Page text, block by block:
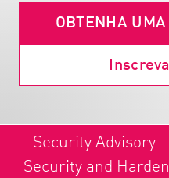
OBTENHA
Security Advisory
Security and